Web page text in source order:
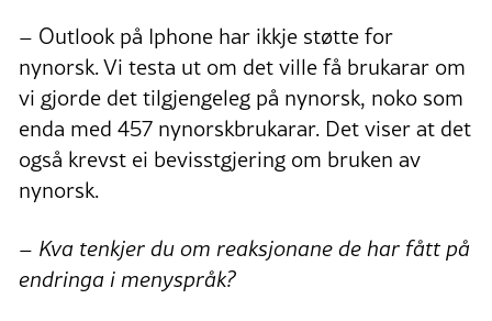
– Outlook på Iphone har ikkje støtte for
nynorsk. Vi testa ut om det ville få brukarar om
vi gjorde det tilgjengeleg på nynorsk, noko som
enda med 457 nynorskbrukarar. Det viser at det
også krevst ei bevisstgjering om bruken av
nynorsk.
– Kva tenkjer du om reaksjonane de har fått på
endringa i menyspråk?